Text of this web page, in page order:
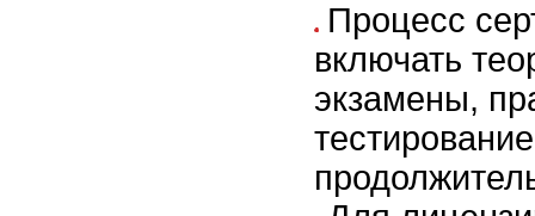
Процесс
включать
экзамены,